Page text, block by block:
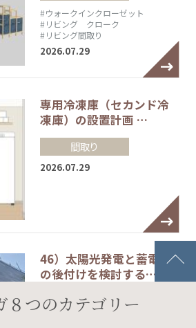
#ウォークインクローゼット
#リビング クローク
#リビング間取り
2026.07.29
専用冷凍庫（セカンド冷
凍庫）の設置計画 …
間取り
2026.07.29
46）太陽光発電と蓄電池
の後付けを検討する…
設備
８つのカテゴリー